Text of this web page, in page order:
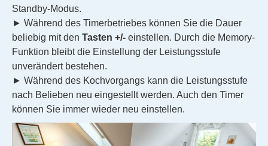
Standby-Modus.
► Während des Timerbetriebes können Sie die Dauer
beliebig mit den Tasten +/- einstellen. Durch die Memory-
Funktion bleibt die Einstellung der Leistungsstufe
unverändert bestehen.
► Während des Kochvorgangs kann die Leistungsstufe
nach Belieben neu eingestellt werden. Auch den Timer
können Sie immer wieder neu einstellen.